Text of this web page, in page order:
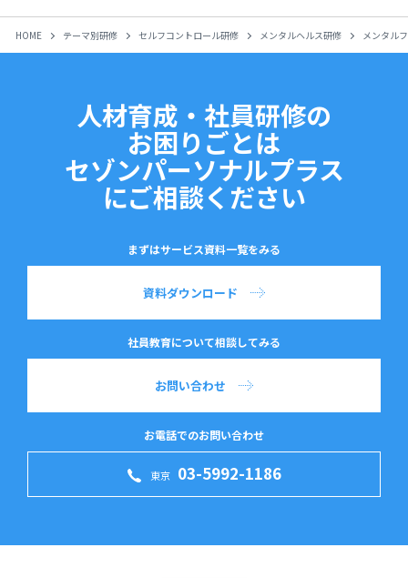
HOME テーマ別研修 セルフコントロール研修 メンタルヘルス研修 メンタル
人材育成・社員研修の
お困りごとは
セゾンパーソナルプラス
にご相談ください
まずはサービス資料一覧をみる
資料ダウンロード
社員教育について相談してみる
お問い合わせ
お電話でのお問い合わせ
東京 03-5992-1186